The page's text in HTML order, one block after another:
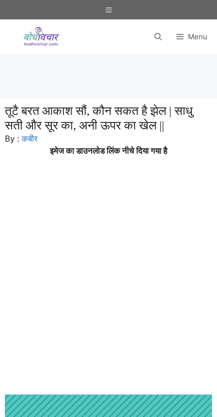
to
Menu
Menu
तूटै बरत आकाश सौं, कौन सकत है झेल | साधु
सती और सूर का, अनी ऊपर का खेल ||
By :कबीर
इमेज का डाउनलोड लिंक नीचे दिया गया है